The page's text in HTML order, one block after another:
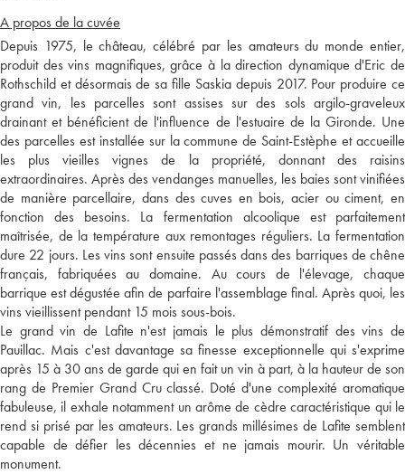
A propos de la cuvée
Depuis 1975, le château, célébré par les amateurs du monde entier,
produit des vins magnifiques, grâce à la direction dynamique d'Eric de
Rothschild et désormais de sa fille Saskia depuis 2017. Pour produire ce
grand vin, les parcelles sont assises sur des sols argilo-graveleux
drainant et bénéficient de l'influence de l'estuaire de la Gironde. Une
des parcelles est installée sur la commune de Saint-Estèphe et accueille
les plus vieilles vignes de la propriété, donnant des raisins
extraordinaires. Après des vendanges manuelles, les baies sont vinifiées
de manière parcellaire, dans des cuves en bois, acier ou ciment, en
fonction des besoins. La fermentation alcoolique est parfaitement
maîtrisée, de la température aux remontages réguliers. La fermentation
dure 22 jours. Les vins sont ensuite passés dans des barriques de chêne
français, fabriquées au domaine. Au cours de l'élevage, chaque
barrique est dégustée afin de parfaire l'assemblage final. Après quoi, les
vins vieillissent pendant 15 mois sous-bois.
Le grand vin de Lafite n'est jamais le plus démonstratif des vins de
Pauillac. Mais c'est davantage sa finesse exceptionnelle qui s'exprime
après 15 à 30 ans de garde qui en fait un vin à part, à la hauteur de son
rang de Premier Grand Cru classé. Doté d'une complexité aromatique
fabuleuse, il exhale notamment un arôme de cèdre caractéristique qui le
rend si prisé par les amateurs. Les grands millésimes de Lafite semblent
capable de défier les décennies et ne jamais mourir. Un véritable
monument.